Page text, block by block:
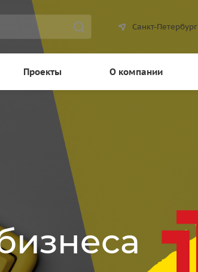
Санкт-Петербург
Проекты О компании